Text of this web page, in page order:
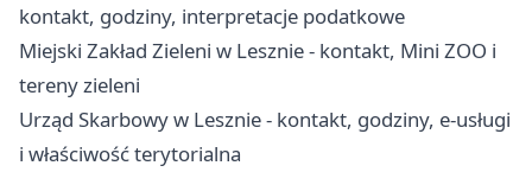
kontakt, godziny, interpretacje podatkowe
Miejski Zakład Zieleni w Lesznie - kontakt, Mini ZOO i
tereny zieleni
Urząd Skarbowy w Lesznie - kontakt, godziny, e-usługi
i właściwość terytorialna